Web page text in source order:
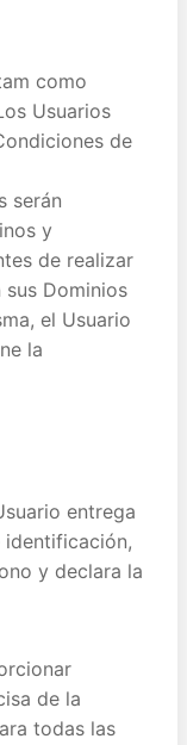
como
Usuarios
de
serán
y
de realizar
sus Dominios
el Usuario
la
entrega
y declara la
de la
todas las